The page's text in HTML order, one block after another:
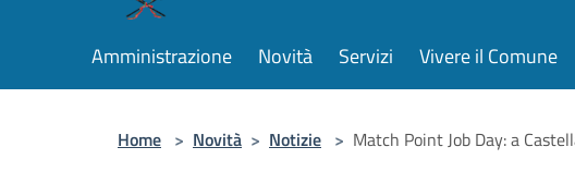
Amministrazione Novità Servizi Vivere il Comune
Home > Novità > Notizie > Match Point Job Day: a